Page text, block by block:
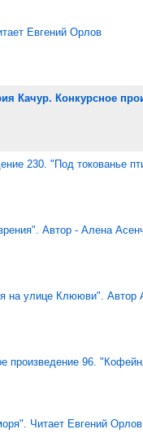
Евгений Орлов
Качур. Конкурсное
230. "Под токованье
Автор - Алена
на улице Клююви". Автор
произведение 96.
Читает Евгений Орлов